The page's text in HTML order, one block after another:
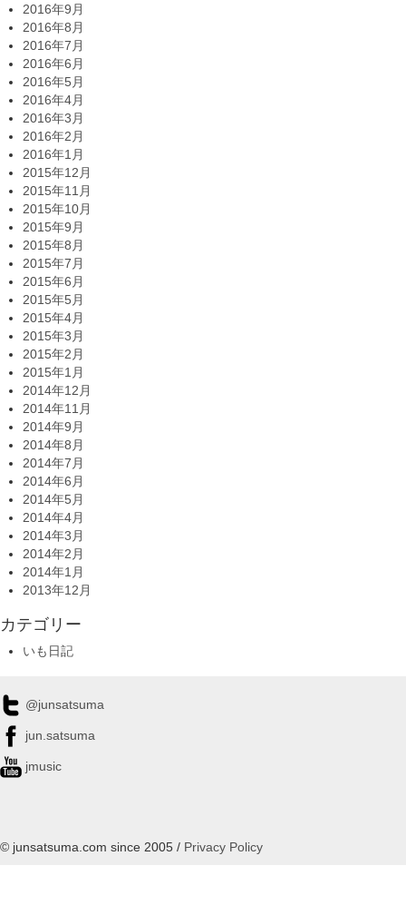
2016年9月
2016年8月
2016年7月
2016年6月
2016年5月
2016年4月
2016年3月
2016年2月
2016年1月
2015年12月
2015年11月
2015年10月
2015年9月
2015年8月
2015年7月
2015年6月
2015年5月
2015年4月
2015年3月
2015年2月
2015年1月
2014年12月
2014年11月
2014年9月
2014年8月
2014年7月
2014年6月
2014年5月
2014年4月
2014年3月
2014年2月
2014年1月
2013年12月
カテゴリー
いも日記
@junsatsuma
jun.satsuma
jmusic
© junsatsuma.com since 2005 / Privacy Policy